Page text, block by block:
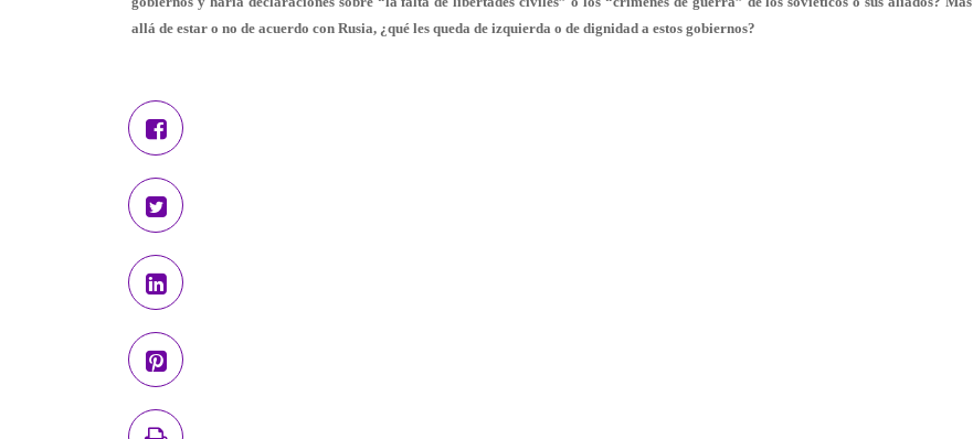
allá de estar o no de acuerdo con Rusia, ¿qué les queda de izquierda o de dignidad a estos gobiernos?